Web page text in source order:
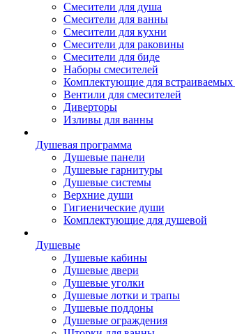
Смесители для душа
Смесители для ванны
Смесители для кухни
Смесители для раковины
Смесители для биде
Наборы смесителей
Комплектующие для встраиваемых
Вентили для смесителей
Диверторы
Изливы для ванны
Душевая программа
Душевые панели
Душевые гарнитуры
Душевые системы
Верхние души
Гигиенические души
Комплектующие для душевой
Душевые
Душевые кабины
Душевые двери
Душевые уголки
Душевые лотки и трапы
Душевые поддоны
Душевые ограждения